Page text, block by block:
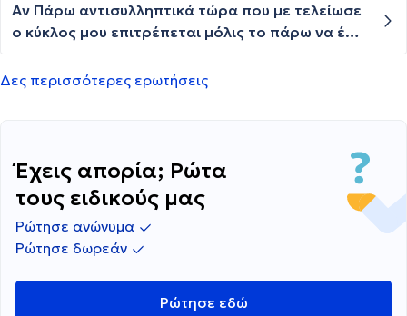
Αν Πάρω αντισυλληπτικά τώρα που με τελείωσε
ο κύκλος μου επιτρέπεται μόλις το πάρω να έχω
Δες περισσότερες ερωτήσεις
Έχεις απορία; Ρώτα
τους ειδικούς μας
Ρώτησε ανώνυμα
Ρώτησε δωρεάν
Ρώτησε εδώ